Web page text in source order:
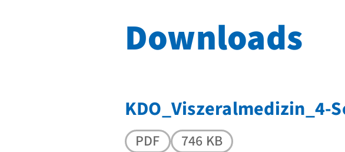
Downloads
KDO_Viszeralmedizin_4-
PDF 746 KB